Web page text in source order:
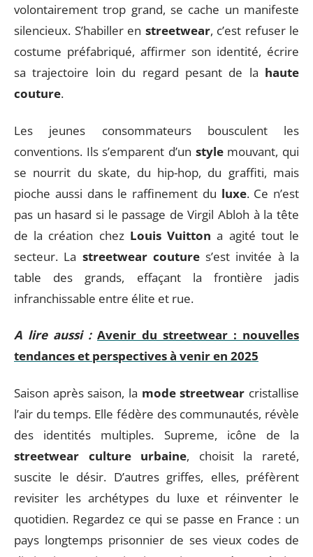
volontairement trop grand, se cache un manifeste
silencieux. S’habiller en streetwear, c’est refuser le
costume préfabriqué, affirmer son identité, écrire
sa trajectoire loin du regard pesant de la haute
couture.
Les jeunes consommateurs bousculent les
conventions. Ils s’emparent d’un stylemouvant, qui
se nourrit du skate, du hip-hop, du graffiti, mais
pioche aussi dans le raffinement du luxe. Ce n’est
pas un hasard si le passage de Virgil Abloh à la tête
de la création chez Louis Vuitton a agité tout le
secteur. La streetwear coutures’est invitée à la
table des grands, effaçant la frontière jadis
infranchissable entre élite et rue.
A lire aussi : Avenir du streetwear : nouvelles
tendances et perspectives à venir en 2025
Saison après saison, la mode streetwear cristallise
l’air du temps. Elle fédère des communautés, révèle
des identités multiples. Supreme, icône de la
streetwear culture urbaine, choisit la rareté,
suscite le désir. D’autres griffes, elles, préfèrent
revisiter les archétypes du luxe et réinventer le
quotidien. Regardez ce qui se passe en France : un
pays longtemps prisonnier de ses vieux codes de